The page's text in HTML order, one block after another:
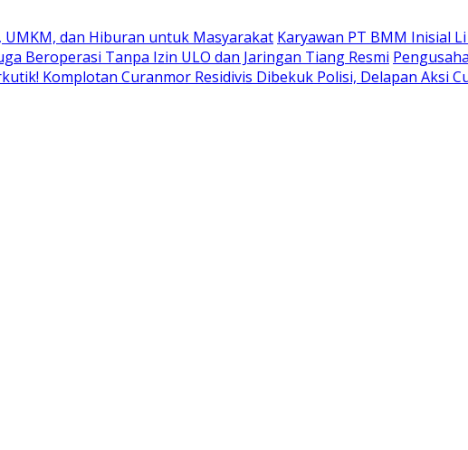
dan Hiburan untuk Masyarakat Karyawan PT BMM Inisial
Beroperasi Tanpa Izin ULO dan Jaringan Tiang Resmi
Komplotan Curanmor Residivis Dibekuk Polisi, Delapan Aksi